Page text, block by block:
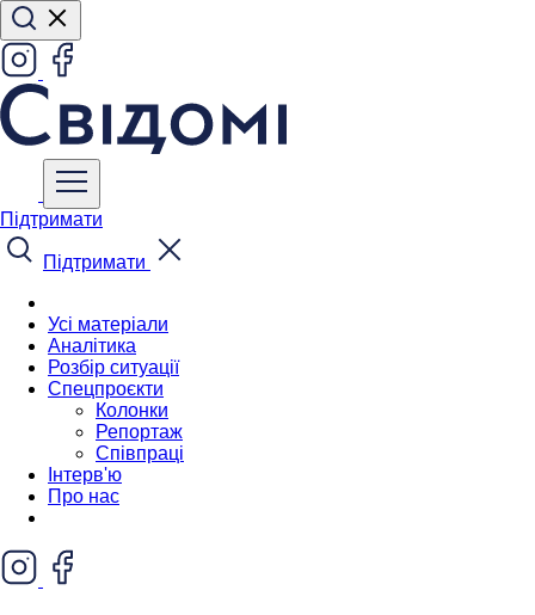
Підтримати
Підтримати
Усі матеріали
Аналітика
Розбір ситуації
Спецпроєкти
Колонки
Репортаж
Співпраці
Інтерв'ю
Про нас